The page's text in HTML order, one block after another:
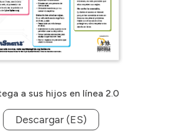
a sus hijos en línea 2.0
Descargar (ES)